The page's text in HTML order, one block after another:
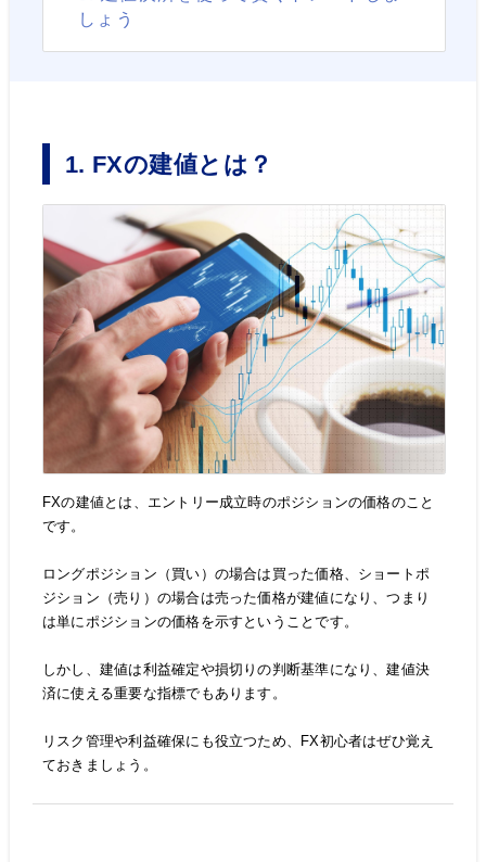
しょう
1. FXの建値とは？
FXの建値とは、エントリー成立時のポジションの価格のこと
です。
ロングポジション（買い）の場合は買った価格、ショートポ
ジション（売り）の場合は売った価格が建値になり、つまり
は単にポジションの価格を示すということです。
しかし、建値は利益確定や損切りの判断基準になり、建値決
済に使える重要な指標でもあります。
リスク管理や利益確保にも役立つため、FX初心者はぜひ覚え
ておきましょう。